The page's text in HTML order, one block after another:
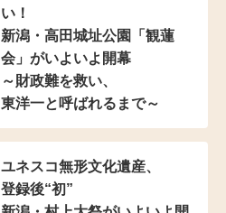
い！
新潟・高田城址公園「観蓮
会」がいよいよ開幕
～財政難を救い、
東洋一と呼ばれるまで～
ユネスコ無形文化遺産、
登録後“初”